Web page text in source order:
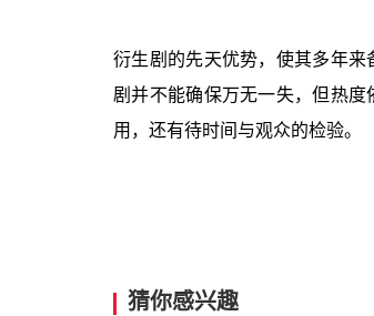
衍生剧的先天优势，使其多年
剧并不能确保万无一失，但热
用，还有待时间与观众的检验。
猜你感兴趣